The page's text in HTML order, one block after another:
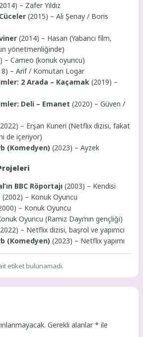
– Zafer Yıldız
(2015) – Ali Şenay / Boris
(2014) – Hasan (Yabancı film,
yönetmenliğinde)
– Cameo (konuk oyuncu)
– Arif / Komutan Logar
2 Arada – Kaçamak (2019) –
Deli – Emanet (2020) – Güven /
– Erşan Kuneri (Netflix dizisi, fakat
de içeriyor)
(Komedyen) (2023) – Ayzek
BBC Röportajı (2003) – Kendisi
(2002) – Konuk Oyuncu
– Konuk Oyuncu
Oyuncu (Ramiz Dayı’nın gençliği)
– Netflix dizisi, başrol ve yapımcı
(Komedyen) (2023) – Netflix yapımı
etiket bulunamadı.
Gerekli alanlar* ile